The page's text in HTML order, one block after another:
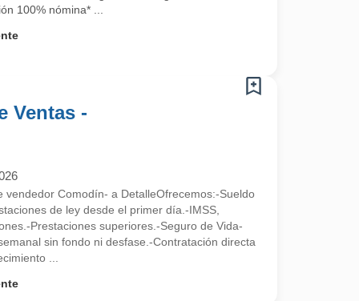
100% nómina* ...
Ventas -
vendedor Comodín- a DetalleOfrecemos:-Sueldo
de ley desde el primer día.-IMSS,
Prestaciones superiores.-Seguro de Vida-
sin fondo ni desfase.-Contratación directa
...